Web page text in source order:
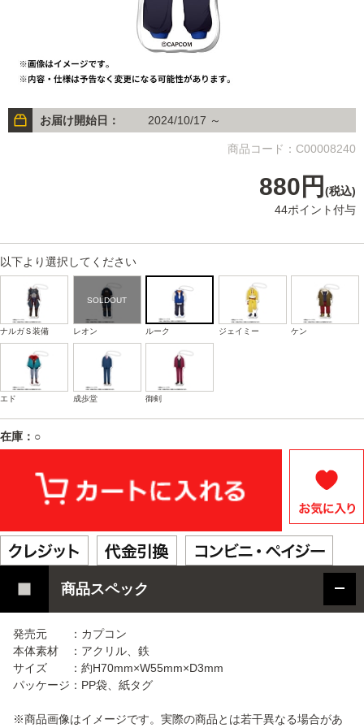
お届け開始日： 2024/10/17 ～
商品コード：C00008240
880円 (税込)
44ポイント付与
以下より選択してください
ナルガＳ装備 レオン ルーク ジェイミー ケン
エド 成歩堂 御剣
在庫：○
商品スペック
発売元 ：カプコン
本体素材 ：アクリル、鉄
サイズ ：約H70mm×W55mm×D3mm
パッケージ：PP袋、紙タグ
※商品画像はイメージです。実際の商品とは若干異なる場合があ